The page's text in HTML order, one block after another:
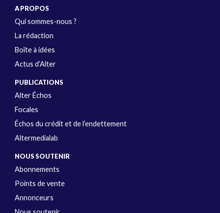
A PROPOS
Qui sommes-nous ?
La rédaction
Boîte à idées
Actus d’Alter
PUBLICATIONS
Alter Échos
Focales
Échos du crédit et de l’endettement
Altermedialab
NOUS SOUTENIR
Abonnements
Points de vente
Annonceurs